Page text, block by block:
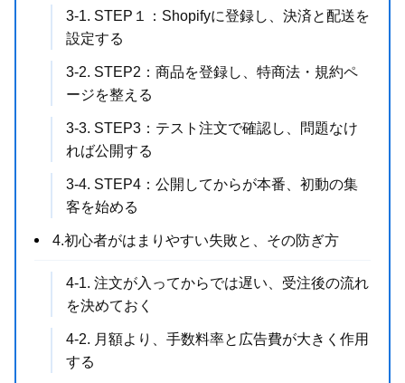
3-1. STEP１：Shopifyに登録し、決済と配送を
設定する
3-2. STEP2：商品を登録し、特商法・規約ペ
ージを整える
3-3. STEP3：テスト注文で確認し、問題なけ
れば公開する
3-4. STEP4：公開してからが本番、初動の集
客を始める
4.初心者がはまりやすい失敗と、その防ぎ方
4-1. 注文が入ってからでは遅い、受注後の流れ
を決めておく
4-2. 月額より、手数料率と広告費が大きく作用
する